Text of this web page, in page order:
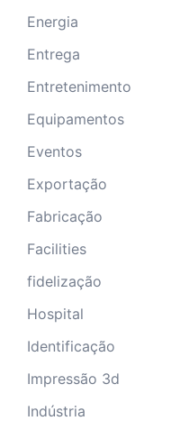
Energia
Entrega
Entretenimento
Equipamentos
Eventos
Exportação
Fabricação
Facilities
fidelização
Hospital
Identificação
Impressão 3d
Indústria